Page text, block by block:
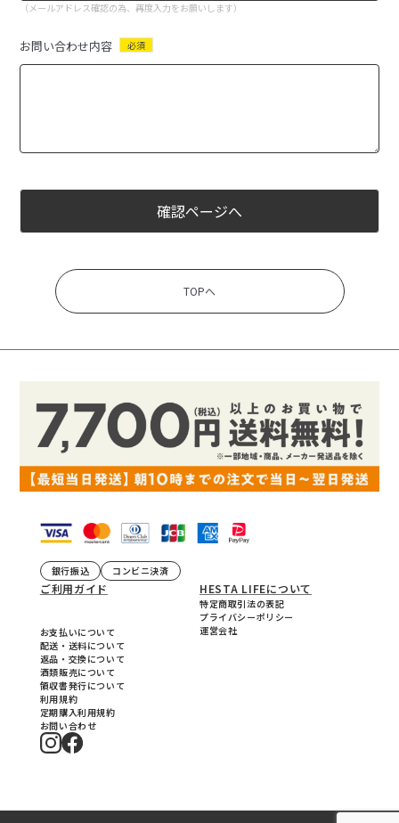
（メールアドレス確認の為、再度入力をお願いします）
お問い合わせ内容 必須
確認ページへ
TOPへ
銀行振込 コンビニ決済
ご利用ガイド
お支払いについて
配送・送料について
返品・交換について
酒類販売について
領収書発行について
利用規約
定期購入利用規約
お問い合わせ
HESTA LIFEについて
特定商取引法の表記
プライバシーポリシー
運営会社